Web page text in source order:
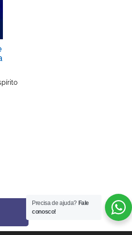
Precisa de ajuda? Fale
conosco!